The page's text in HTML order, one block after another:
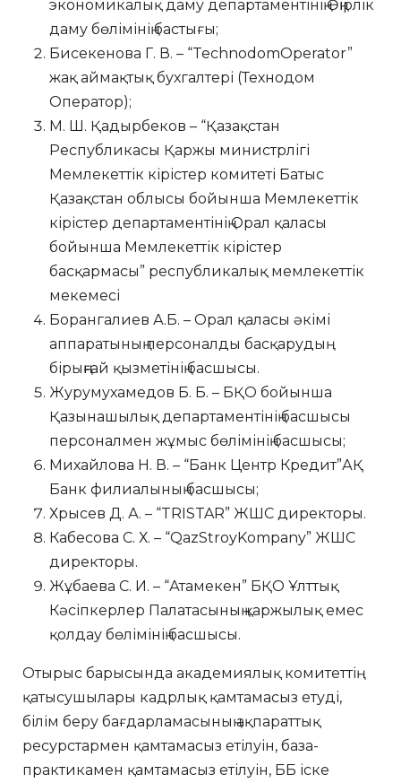
экономикалық даму департаментінің Өңірлік
даму бөлімінің бастығы;
Бисекенова Г. В. – “TechnodomOperator”
жақ аймақтық бухгалтері (Технодом
Оператор);
М. Ш. Қадырбеков – “Қазақстан
Республикасы Қаржы министрлігі
Мемлекеттік кірістер комитеті Батыс
Қазақстан облысы бойынша Мемлекеттік
кірістер департаментінің Орал қаласы
бойынша Мемлекеттік кірістер
басқармасы” республикалық мемлекеттік
мекемесі
Борангалиев А.Б. – Орал қаласы әкімі
аппаратының персоналды басқарудың
бірыңғай қызметінің басшысы.
Журумухамедов Б. Б. – БҚО бойынша
Қазынашылық департаментінің басшысы
персоналмен жұмыс бөлімінің басшысы;
Михайлова Н. В. – “Банк Центр Кредит”АҚ
Банк филиалының басшысы;
Хрысев Д. А. – “TRISTAR” ЖШС директоры.
Кабесова С. Х. – “QazStroyKompany” ЖШС
директоры.
Жұбаева С. И. – “Атамекен” БҚО Ұлттық
Кәсіпкерлер Палатасының қаржылық емес
қолдау бөлімінің басшысы.
Отырыс барысында академиялық комитеттің
қатысушылары кадрлық қамтамасыз етуді,
білім беру бағдарламасының ақпараттық
ресурстармен қамтамасыз етілуін, база-
практикамен қамтамасыз етілуін, ББ іске